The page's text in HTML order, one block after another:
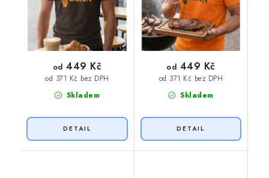
Skladem
od 371 Kč bez DPH
od 449 Kč
Skladem
od 371 Kč bez DPH
od 449 Kč